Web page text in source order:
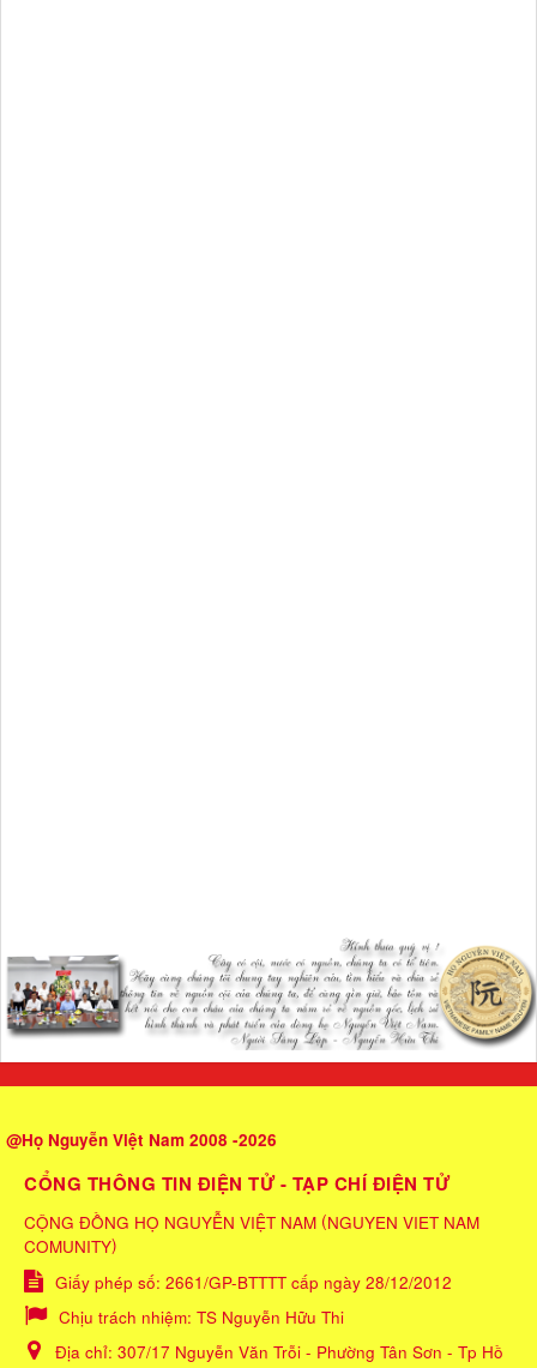
@Họ Nguyễn Việt Nam 2008 -2026
CỔNG THÔNG TIN ĐIỆN TỬ - TẠP CHÍ ĐIỆN TỬ
CỘNG ĐỒNG HỌ NGUYỄN VIỆT NAM (NGUYEN VIET NAM
COMUNITY)
Giấy phép số: 2661/GP-BTTTT cấp ngày 28/12/2012
Chịu trách nhiệm: TS Nguyễn Hữu Thi
Địa chỉ: 307/17 Nguyễn Văn Trỗi - Phường Tân Sơn - Tp Hồ